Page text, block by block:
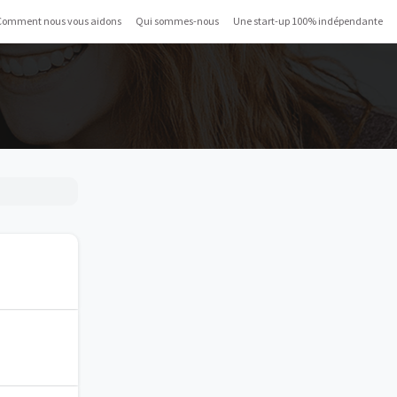
nous vous aidons Qui sommes-nous Une start-up 100% indépendante